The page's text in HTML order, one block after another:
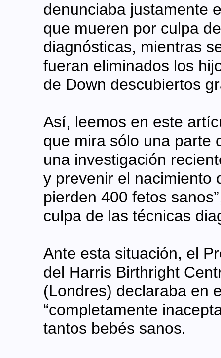
denunciaba justamente
que mueren por culpa
diagnósticas, mientras
fueran eliminados los
de Down descubiertos
Así, leemos en este
que mira sólo una parte
una investigación
y prevenir el nacimiento
pierden 400 fetos
culpa de las técnicas
Ante esta situación, el
del Harris Birthright
(Londres) declaraba en
“completamente
tantos bebés sanos.